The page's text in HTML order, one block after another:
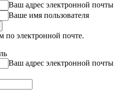
Ваш адрес электронной почты
Ваше имя пользователя
по электронной почте.
Ваш адрес электронной почты